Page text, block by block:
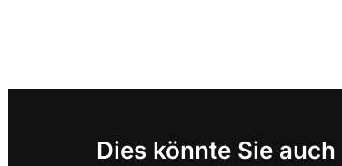
Dies könnte Sie